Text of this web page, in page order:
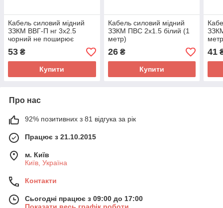
Кабель силовий мідний
ЗЗКМ ВВГ-П нг 3x2.5
чорний не поширює
53 ₴
Купити
Кабель силовий мідний
ЗЗКМ ПВС 2x1.5 білий (1
метр)
26₴
Купити
41
Про нас
92% позитивних з 81 відгука за рік
Працює з 21.10.2015
м. Київ
Київ, Україна
Контакти
Сьогодні працює з 09:00 до 17:00